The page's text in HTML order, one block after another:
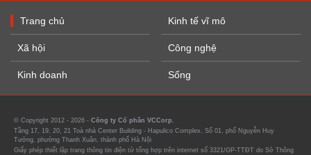
Trang chủ
Xã hội
Kinh doanh
Kinh tế vĩ mô
Công nghệ
Sống
© Copyright 2012 - 2026 - Công ty Cổ phần VCCorp.
Tầng 17, 19, 20, 21 Toà nhà Center Building - Hapulico Complex, Số 01, phố Nguyễn Huy
Tưởng, phường Thanh Xuân, thành phố Hà Nội
Giấy phép thiết lập trang thông tin điện tử tổng hợp trên internet số 3321/GP-TTĐT do Sở Thông